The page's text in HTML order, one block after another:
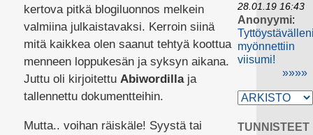
kertova pitkä blogiluonnos melkein
valmiina julkaistavaksi. Kerroin siinä
mitä kaikkea olen saanut tehtyä koottua
menneen loppukesän ja syksyn aikana.
Juttu oli kirjoitettu Abiwordillaja
tallennettu dokumentteihin.
Mutta.. voihan räiskäle! Syystä tai
28.01.19 16:43
Anonyymi:
myönnettiin
viisumi!
»»»»
TUNNISTEET